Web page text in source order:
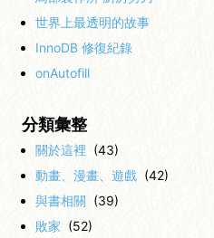
世界上最透明的故事
InnoDB 修復紀錄
onAutofill
分類彙整
關於這裡 (43)
動畫、漫畫、遊戲 (42)
與書相關 (39)
敗家 (52)